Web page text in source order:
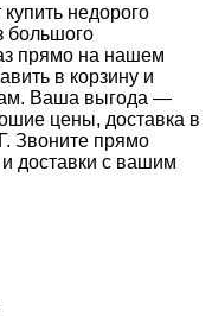
недорого
большого
прямо на нашем
в корзину и
Ваша выгода —
цены, доставка в
Звоните прямо
доставки с вашим